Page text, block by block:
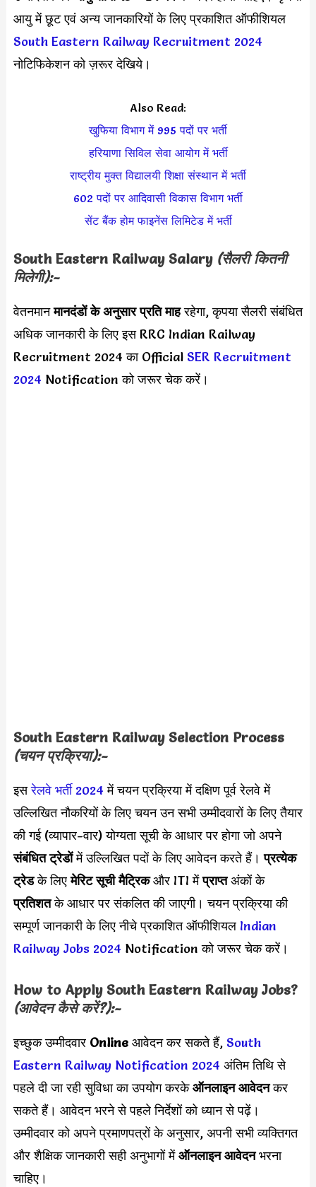
आयु में छूट एवं अन्य जानकारियों के लिए प्रकाशित ऑफीशियल
South Eastern Railway Recruitment 2024
नोटिफिकेशन को ज़रूर देखिये।
Also Read:
खुफिया विभाग में 995 पदों पर भर्ती
हरियाणा सिविल सेवा आयोग में भर्ती
राष्ट्रीय मुक्त विद्यालयी शिक्षा संस्थान में भर्ती
602 पदों पर आदिवासी विकास विभाग भर्ती
सेंट बैंक होम फाइनेंस लिमिटेड में भर्ती
South Eastern Railway Salary (सैलरी कितनी
मिलेगी):-
वेतनमानमानदंडों के अनुसारप्रति माहरहेगा, कृपया सैलरी संबंधित
अधिक जानकारी के लिए इस RRC Indian Railway
Recruitment 2024 का Official SER Recruitment
2024 Notification को जरूर चेक करें।
South Eastern Railway Selection Process
(चयन प्रक्रिया):-
इसरेलवे भर्ती 2024 में चयन प्रक्रिया में दक्षिण पूर्व रेलवे में
उल्लिखित नौकरियों के लिए चयन उन सभी उम्मीदवारों के लिए तैयार
की गई (व्यापार-वार) योग्यता सूची के आधार पर होगा जो अपने
संबंधित ट्रेडोंमें उल्लिखित पदों के लिए आवेदन करते हैं। प्रत्येक
ट्रेडके लिएमेरिट सूची मैट्रिकऔर ITI मेंप्राप्तअंकों के
प्रतिशतके आधार पर संकलित की जाएगी। चयन प्रक्रिया की
सम्पूर्ण जानकारी के लिए नीचे प्रकाशित ऑफीशियल Indian
Railway Jobs 2024 Notification को जरूर चेक करें।
How to Apply South Eastern Railway Jobs?
(आवेदन कैसे करें?):-
इच्छुक उम्मीदवार Online आवेदन कर सकते हैं, South
Eastern Railway Notification 2024 अंतिम तिथि से
पहले दी जा रही सुविधा का उपयोग करकेऑनलाइन आवेदनकर
सकते हैं। आवेदन भरने से पहले निर्देशों को ध्यान से पढ़ें।
उम्मीदवार को अपने प्रमाणपत्रों के अनुसार, अपनी सभी व्यक्तिगत
और शैक्षिक जानकारी सही अनुभागों मेंऑनलाइन आवेदनभरना
चाहिए।